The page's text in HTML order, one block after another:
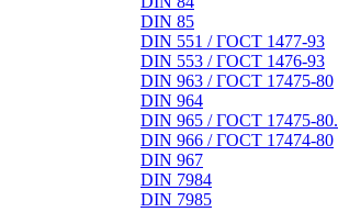
DIN 85
DIN 551 / ГОСТ 1477-93
DIN 553 / ГОСТ 1476-93
DIN 963 / ГОСТ 17475-80
DIN 964
DIN 965 / ГОСТ 17475-80.
DIN 966 / ГОСТ 17474-80
DIN 967
DIN 7984
DIN 7985